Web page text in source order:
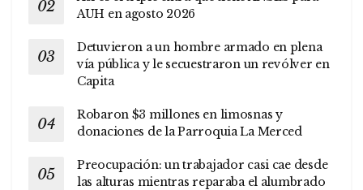
AUH en agosto 2026
Detuvieron a un hombre armado en plena
vía pública y le secuestraron un revólver en
Capita
Robaron $3 millones en limosnas y
donaciones de la Parroquia La Merced
Preocupación: un trabajador casi cae desde
las alturas mientras reparaba el alumbrado